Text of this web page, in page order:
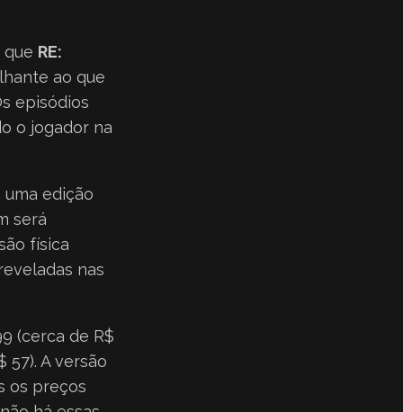
RE:
ao que
episódios
o jogador na
edição
será
física
nas
(cerca de R$
57). A versão
os preços